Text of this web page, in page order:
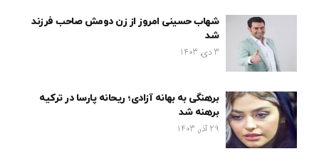
شهاب حسینی امروز از زن دومش صاحب فرزند
شد
3 دی, 1403
برهنگی به بهانه آزادی؛ ریحانه پارسا در ترکیه
برهنه شد
29 آذر, 1403